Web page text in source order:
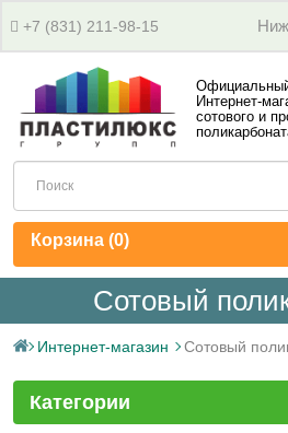
+7 (831) 211-98-15
Интернет-
сотового и
Корзина (0)
Сотовый
Интернет-магазин Сотовый
Категории